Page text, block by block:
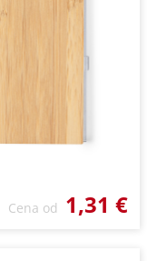
Cena od 1,31 €